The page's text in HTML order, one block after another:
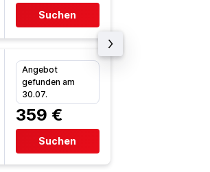
Suchen
Angebot
gefunden am
30.07.
359 €
Suchen